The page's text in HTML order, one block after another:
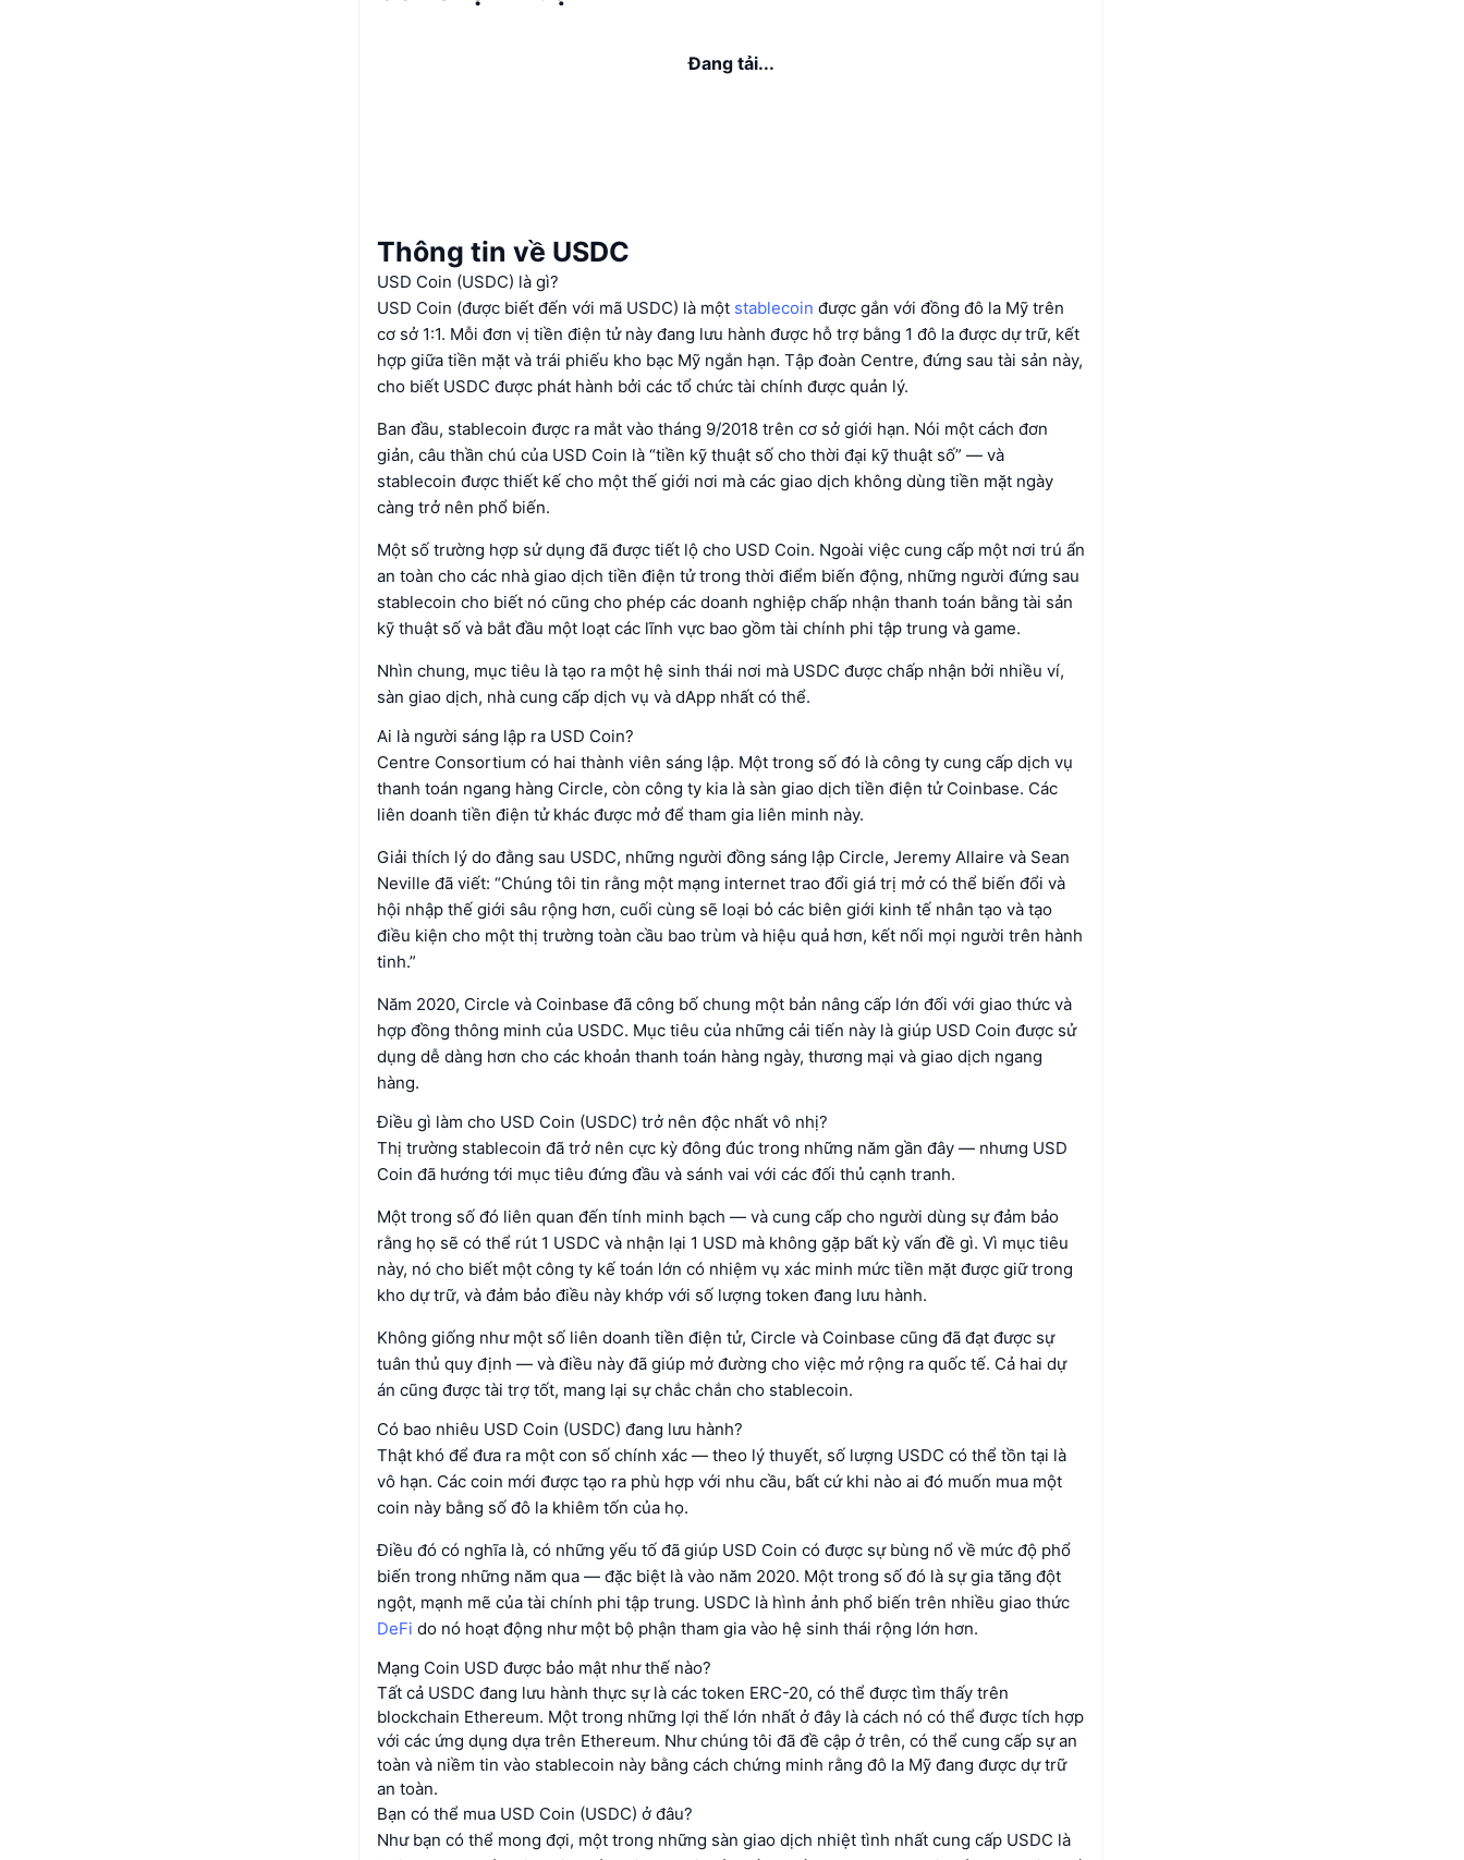
Đang tải...
Thông tin về USDC
USD Coin (USDC) là gì?
USD Coin (được biết đến với mã USDC) là một stablecoin được gắn với đồng đô la Mỹ trên
cơ sở 1:1. Mỗi đơn vị tiền điện tử này đang lưu hành được hỗ trợ bằng 1 đô la được dự trữ, kết
hợp giữa tiền mặt và trái phiếu kho bạc Mỹ ngắn hạn. Tập đoàn Centre, đứng sau tài sản này,
cho biết USDC được phát hành bởi các tổ chức tài chính được quản lý.
Ban đầu, stablecoin được ra mắt vào tháng 9/2018 trên cơ sở giới hạn. Nói một cách đơn
giản, câu thần chú của USD Coin là “tiền kỹ thuật số cho thời đại kỹ thuật số” — và
stablecoin được thiết kế cho một thế giới nơi mà các giao dịch không dùng tiền mặt ngày
càng trở nên phổ biến.
Một số trường hợp sử dụng đã được tiết lộ cho USD Coin. Ngoài việc cung cấp một nơi trú ẩn
an toàn cho các nhà giao dịch tiền điện tử trong thời điểm biến động, những người đứng sau
stablecoin cho biết nó cũng cho phép các doanh nghiệp chấp nhận thanh toán bằng tài sản
kỹ thuật số và bắt đầu một loạt các lĩnh vực bao gồm tài chính phi tập trung và game.
Nhìn chung, mục tiêu là tạo ra một hệ sinh thái nơi mà USDC được chấp nhận bởi nhiều ví,
sàn giao dịch, nhà cung cấp dịch vụ và dApp nhất có thể.
Ai là người sáng lập ra USD Coin?
Centre Consortium có hai thành viên sáng lập. Một trong số đó là công ty cung cấp dịch vụ
thanh toán ngang hàng Circle, còn công ty kia là sàn giao dịch tiền điện tử Coinbase. Các
liên doanh tiền điện tử khác được mở để tham gia liên minh này.
Giải thích lý do đằng sau USDC, những người đồng sáng lập Circle, Jeremy Allaire và Sean
Neville đã viết: “Chúng tôi tin rằng một mạng internet trao đổi giá trị mở có thể biến đổi và
hội nhập thế giới sâu rộng hơn, cuối cùng sẽ loại bỏ các biên giới kinh tế nhân tạo và tạo
điều kiện cho một thị trường toàn cầu bao trùm và hiệu quả hơn, kết nối mọi người trên hành
tinh.”
Năm 2020, Circle và Coinbase đã công bố chung một bản nâng cấp lớn đối với giao thức và
hợp đồng thông minh của USDC. Mục tiêu của những cải tiến này là giúp USD Coin được sử
dụng dễ dàng hơn cho các khoản thanh toán hàng ngày, thương mại và giao dịch ngang
hàng.
Điều gì làm cho USD Coin (USDC) trở nên độc nhất vô nhị?
Thị trường stablecoin đã trở nên cực kỳ đông đúc trong những năm gần đây — nhưng USD
Coin đã hướng tới mục tiêu đứng đầu và sánh vai với các đối thủ cạnh tranh.
Một trong số đó liên quan đến tính minh bạch — và cung cấp cho người dùng sự đảm bảo
rằng họ sẽ có thể rút 1 USDC và nhận lại 1 USD mà không gặp bất kỳ vấn đề gì. Vì mục tiêu
này, nó cho biết một công ty kế toán lớn có nhiệm vụ xác minh mức tiền mặt được giữ trong
kho dự trữ, và đảm bảo điều này khớp với số lượng token đang lưu hành.
Không giống như một số liên doanh tiền điện tử, Circle và Coinbase cũng đã đạt được sự
tuân thủ quy định — và điều này đã giúp mở đường cho việc mở rộng ra quốc tế. Cả hai dự
án cũng được tài trợ tốt, mang lại sự chắc chắn cho stablecoin.
Có bao nhiêu USD Coin (USDC) đang lưu hành?
Thật khó để đưa ra một con số chính xác — theo lý thuyết, số lượng USDC có thể tồn tại là
vô hạn. Các coin mới được tạo ra phù hợp với nhu cầu, bất cứ khi nào ai đó muốn mua một
coin này bằng số đô la khiêm tốn của họ.
Điều đó có nghĩa là, có những yếu tố đã giúp USD Coin có được sự bùng nổ về mức độ phổ
biến trong những năm qua — đặc biệt là vào năm 2020. Một trong số đó là sự gia tăng đột
ngột, mạnh mẽ của tài chính phi tập trung. USDC là hình ảnh phổ biến trên nhiều giao thức
DeFi do nó hoạt động như một bộ phận tham gia vào hệ sinh thái rộng lớn hơn.
Mạng Coin USD được bảo mật như thế nào?
Tất cả USDC đang lưu hành thực sự là các token ERC-20, có thể được tìm thấy trên
blockchain Ethereum. Một trong những lợi thế lớn nhất ở đây là cách nó có thể được tích hợp
với các ứng dụng dựa trên Ethereum. Như chúng tôi đã đề cập ở trên, có thể cung cấp sự an
toàn và niềm tin vào stablecoin này bằng cách chứng minh rằng đô la Mỹ đang được dự trữ
an toàn.
Bạn có thể mua USD Coin (USDC) ở đâu?
Như bạn có thể mong đợi, một trong những sàn giao dịch nhiệt tình nhất cung cấp USDC là